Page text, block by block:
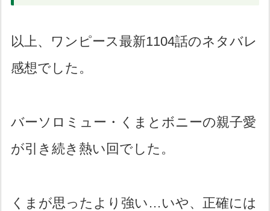
以上、ワンピース最新1104話のネタバレ
感想でした。
バーソロミュー・くまとボニーの親子愛
が引き続き熱い回でした。
くまが思ったより強い…いや、正確には